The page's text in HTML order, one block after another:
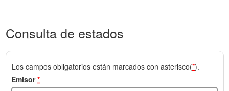
Consulta de estados
Los campos obligatorios están marcados con asterisco(*).
Emisor*